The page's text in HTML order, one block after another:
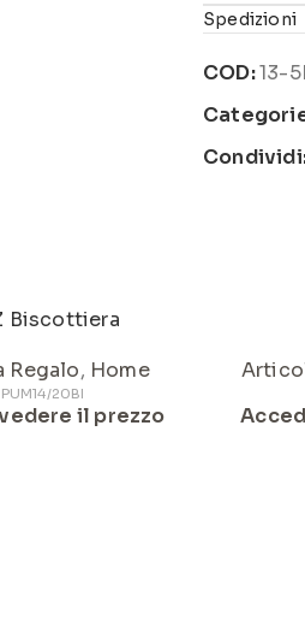
Spedizioni
COD:13-
Biscottiera
Regalo, Home
PUM14/20BI
il prezzo